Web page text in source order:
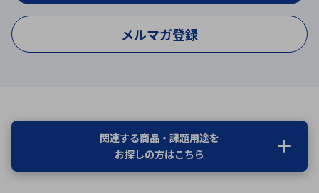
メルマガ登録
関連する商品・課題用途を
お探しの方はこちら